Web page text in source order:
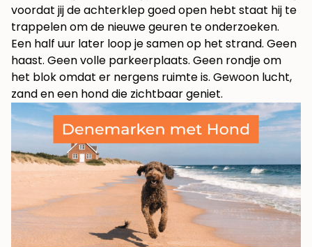
voordat jij de achterklep goed open hebt staat hij te
trappelen om de nieuwe geuren te onderzoeken.
Een half uur later loop je samen op het strand. Geen
haast. Geen volle parkeerplaats. Geen rondje om
het blok omdat er nergens ruimte is. Gewoon lucht,
zand en een hond die zichtbaar geniet.